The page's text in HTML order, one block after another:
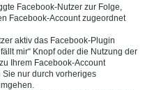
Facebook-Nutzer zur Folge,
Facebook-Account zugeordnet
aktiv das Facebook-Plugin
mir“ Knopf oder die Nutzung der
Ihrem Facebook-Account
nur durch vorheriges